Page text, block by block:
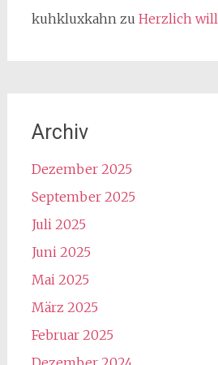
kuhkluxkahn zu Herzlich
Archiv
Dezember 2025
September 2025
Juli 2025
Juni 2025
Mai 2025
März 2025
Februar 2025